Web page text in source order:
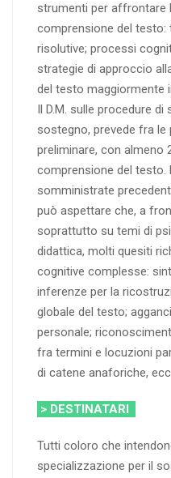
strumenti per affrontare
comprensione del testo:
risolutive; processi
strategie di approccio
del testo maggiormente
Il D.M. sulle procedure
sostegno, prevede fra
preliminare, con almeno
comprensione del testo.
somministrate
può aspettare che, a
soprattutto su temi di
didattica, molti quesiti
cognitive complesse:
inferenze per la
globale del testo;
personale;
fra termini e locuzioni
di catene anaforiche,
> DESTINATARI
Tutti coloro che
specializzazione per il